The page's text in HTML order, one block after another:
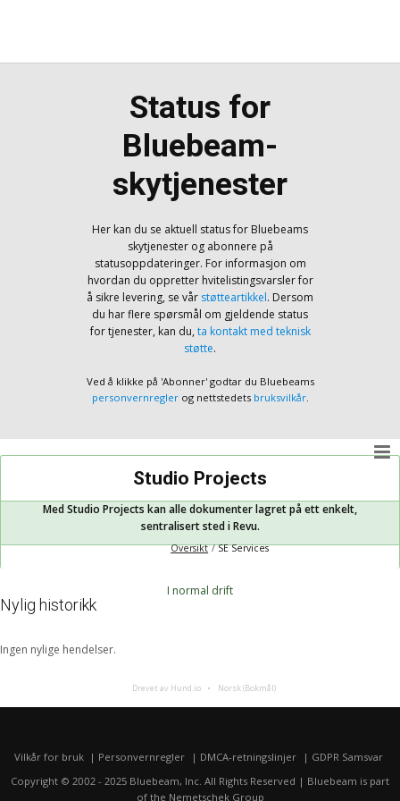
Status for
Bluebeam-
skytjenester
Her kan du se aktuell status for Bluebeams
skytjenester og abonnere på
statusoppdateringer. For informasjon om
hvordan du oppretter hvitelistingsvarsler for
å sikre levering, se vår støtteartikkel. Dersom
du har flere spørsmål om gjeldende status
for tjenester, kan du, ta kontakt med teknisk
støtte.
Ved å klikke på 'Abonner' godtar du Bluebeams
personvernreglerog nettstedets bruksvilkår.
Studio Projects
Med Studio Projects kan alle dokumenter lagret på ett enkelt,
sentralisert sted i Revu.
Oversikt SE Services
I normal drift
Nylig historikk
Ingen nylige hendelser.
Drevet av Hund.io Norsk (Bokmål)
Vilkår for bruk Personvernregler DMCA-retningslinjer
GDPR Samsvar
Copyright © 2002 - 2025 Bluebeam, Inc. All Rights Reserved | Bluebeam is part
of the Nemetschek Group